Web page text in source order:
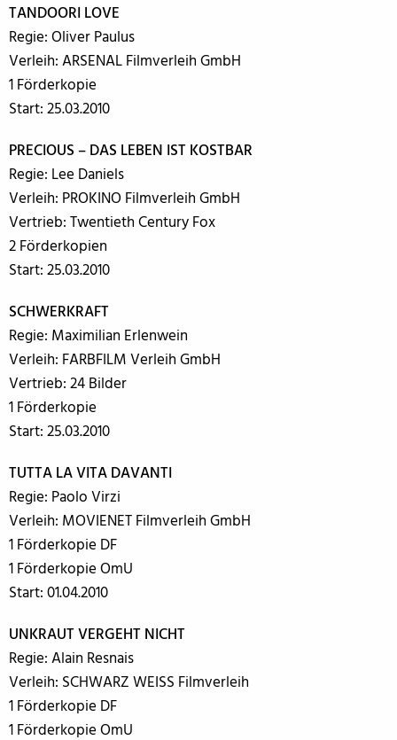
TANDOORI LOVE
Regie: Oliver Paulus
Verleih: ARSENAL Filmverleih GmbH
1 Förderkopie
Start: 25.03.2010
PRECIOUS – DAS LEBEN IST KOSTBAR
Regie: Lee Daniels
Verleih: PROKINO Filmverleih GmbH
Vertrieb: Twentieth Century Fox
2 Förderkopien
Start: 25.03.2010
SCHWERKRAFT
Regie: Maximilian Erlenwein
Verleih: FARBFILM Verleih GmbH
Vertrieb: 24 Bilder
1 Förderkopie
Start: 25.03.2010
TUTTA LA VITA DAVANTI
Regie: Paolo Virzi
Verleih: MOVIENET Filmverleih GmbH
1 Förderkopie DF
1 Förderkopie OmU
Start: 01.04.2010
UNKRAUT VERGEHT NICHT
Regie: Alain Resnais
Verleih: SCHWARZ WEISS Filmverleih
1 Förderkopie DF
1 Förderkopie OmU